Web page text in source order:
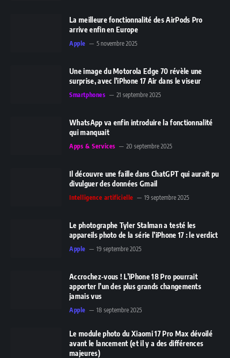
La meilleure fonctionnalité des AirPods Pro
arrive enfin en Europe
Apple 5 novembre 2025
Une image du Motorola Edge 70 révèle une
surprise, avec l’iPhone 17 Air dans le viseur
Smartphones 21 septembre 2025
WhatsApp va enfin introduire la fonctionnalité
qui manquait
Apps & Services 20 septembre 2025
Il découvre une faille dans ChatGPT qui aurait pu
divulguer des données Gmail
Intelligence artificielle 19 septembre 2025
Le photographe Tyler Stalman a testé les
appareils photo de la série l’iPhone 17 : le verdict
Apple 19 septembre 2025
Accrochez-vous ! L’iPhone 18 Pro pourrait
apporter l’un des plus grands changements
jamais vus
Apple 18 septembre 2025
Le module photo du Xiaomi 17 Pro Max dévoilé
avant le lancement (et il y a des différences
majeures)